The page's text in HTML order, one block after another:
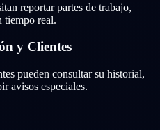
reportar partes de trabajo,
tiempo real.
y Clientes
pueden consultar su historial,
avisos especiales.